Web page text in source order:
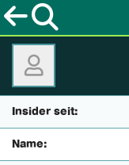
Insider seit:
Name: